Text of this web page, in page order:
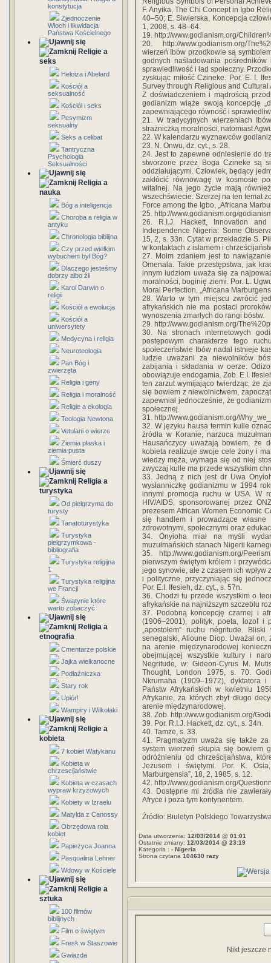
konstytucja
Zjednoczenie
Włoch i likwidacja
Państwa Kościelnego
Religie a
seks
Heloiza i Abelard
Kościół a
seksualność
Kościół i seks
Pesymizm
seksualny
Seks a celibat
Tantryczna
Psychologia
Seksualności
Religia a
nauka
Bóg a inteligencja
Choroba a religia w
antyku
Chronologia biblijna
Czy przed wielkim
wybuchem był Bóg?
Dlaczego jesteśmy
dobrzy albo źli
Karol Darwin o
religii
Kościół a ewolucja
Kościół a
uniwersytety
Medycyna i religia
Neuroteologia
Pan Bóg i
zwierzęta
Religia i geny
Religia i moralność
Religie a ekologia
Teologia Newtona
Vetulani o wierze
Ziemia płaska i
ziemia pusta
Śmierć duszy
Religia a
turystyka
Od pielgrzyma do
turysty
Tanatoturystyka
Turystyka
pielgrzymkowa -
bibliografia
Turystyka religijna
1
Turystyka religijna
we Francji
Świątynie które
warto zobaczyć
Religia a
etnografia
Cmentarze polskie
Jajka wielkanocne
Podłaźniczka
Stary rok
Upiór!
Wampiry i Wilkołaki
Religie a
kobieta
7 kobiet Watykanu
Kobieta w
chrzescijaństwie
Kobieta w czasach
wypraw krzyżowych
Kobiety w Izraelu
Matylda z Canossy
Obrzędowa rola
kobiet
Papieżyca Joanna
Pasqualina Lehner
Wdowy w Kościele
Religie a
sztuka
100 filmów
biblijnych
Film o świętym
Fresk w Staszowie
Gwiazda
F. Anyika, The Chi Concept in Igbo
40–50; E. Siwierska, Koncepcja
1, 2008, s. 48–64.
19. http://www.godianism.org/
20. http://www.godianism.org/
wierzeń Ibów przodkowie są
godnych naśladowania
sprawiedliwość i ład społeczny.
zyskując miłość Czineke. Por. E. I.
Survey through Religious and Cultural
Z doświadczeniem i mądrością
godianizm wiąże swoją koncepcję
zapewniającego równość i
21. W tradycyjnych wierzeniach
strażniczką moralności, natomiast
22. W kalendarzu wyznawców
23. N. Onwu, dz. cyt., s. 28.
24. Jest to zapewne odniesienie do
stworzone przez Boga Czineke są
oddziałującymi. Człowiek, będący
zakłócić równowagę w kosmosie
witalnej. Na jego życie mają
wszechświecie. Szerzej na ten temat
Force among the Igbo, „Africana
25. http://www.godianism.org/
26. R.I.J. Hackett, Innovation
Independence Nigeria: Some
15, 2, s. 33n. Cytat w przekładzie S.
w kontaktach z islamem i
27. Moim zdaniem jest to
Omenala. Takie przestępstwa, jak
innym ludziom uważa się za
moralności, boginię ziemi. Por. L.
Moral Perfection, „Africana
28. Warto w tym miejscu zwrócić
afrykańskich nie ma postaci
wynoszenia zmarłych do rangi bóstw.
29. http://www.godianism.org/
30. Na stronach internetowych
postępowym charakterze tego
społeczeństwie Ibów nadal istnieje
ludzie uważani za niewolników
zabijania i składania w oerze.
obowiązuje endogamia. Zob. E.I.
ten zarzut wymijająco twierdząc, że
się bowiem z niewolnictwem,
zapewniał jednocześnie, że
społecznej.
31. http://www.godianism.org/
32. W języku hausa termin kulle
źródła w Koranie, narzuca
Hausańczycy uważają bowiem, że
kobieta realizuje swoje cele żony i
wiedzy męża, wymaga się od niej
zwyczaj kulle ma przede wszystkim
33. Jedną z nich jest dr Uwa
wysłanniczkę godianizmu w 1994
innymi promocja ruchu w USA. W
HIV/AIDS, sponsorowanej przez
prezesem African Women Economic
się handlem i prowadzące własne
zdrowotnymi, społecznymi oraz
34. Onyioha miał na myśli
muzułmańskich stanach Nigerii
35. http://www.godianism.org/
pierwszym świętym królem i
jego synowie, ale z czasem ich wpływ
i polityczne, przyczyniając się
Por. E.I. Ifesieh, dz. cyt., s. 57n.
36. Chodzi tu przede wszystkim o
afrykańskie na najniższym szczeblu
37. Podobną koncepcję czarnej i
(1906–2001), polityk, poeta, lozof i
„apostołem” ruchu négritude.
senegalski, Alioune Diop. Uważał
na arenie międzynarodowej
obejmującej wszystkie kultury i
Negritude, w: Gideon-Cyrus M.
Thought, London 1975, s. 70.
Nkrumaha (1909–1972), dyktatora
Państw Afrykańskich w kwietniu
Afrykanie, za których zbyt długo
arenie międzynarodowej.
38. Zob. http://www.godianism.org/
39. Por. R.I.J. Hackett, dz. cyt., s. 34n.
40. Tamże, s. 33.
41. Pragmatyzm uważa się także
system wierzeń skupia się bowiem
odróżnieniu od chrześcijaństwa,
Jezusem i świętymi. Por. K.
Marburgensia”, 18, 2, 1985, s. 12.
42. http://www.godianism.org/
43. Dostępne mi źródła nie
Afryce i poza tym kontynentem.
Źródło: Biuletyn Polskiego
Data utworzenia: 12/03/2014 @ 01:01
Ostatnie zmiany: 12/03/2014 @ 23:19
Kategoria : - Nigeria
Strona czytana 104630 razy
Nikt jeszcze